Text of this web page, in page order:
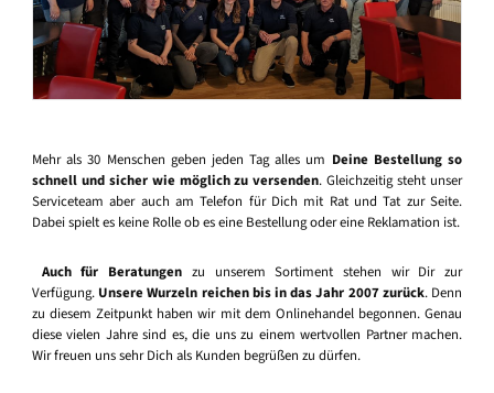
Mehr als 30 Menschen geben jeden Tag alles um Deine Bestellung so
schnell und sicher wie möglich zu versenden. Gleichzeitig steht unser
Serviceteam aber auch am Telefon für Dich mit Rat und Tat zur Seite.
Dabei spielt es keine Rolle ob es eine Bestellung oder eine Reklamation ist.
Auch für Beratungen zu unserem Sortiment stehen wir Dir zur
Verfügung. Unsere Wurzeln reichen bis in das Jahr 2007 zurück. Denn
zu diesem Zeitpunkt haben wir mit dem Onlinehandel begonnen. Genau
diese vielen Jahre sind es, die uns zu einem wertvollen Partner machen.
Wir freuen uns sehr Dich als Kunden begrüßen zu dürfen.